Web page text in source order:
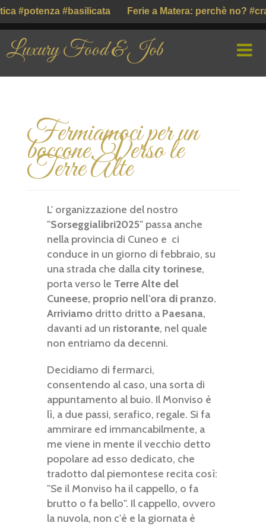
#basilicata Ferie a Matera: perchè no? #craco
Luxury Food & Job
PROFILE COMPANY
PARLIAMO DI
GUSTO ITALIANO ( ІТАЛІЙСЬКИЙ СМАК )
Fermiamoci per un
boccone. Verso le
Terre Alte
L' organizzazione del nostro
"Sorseggialibri2025" passa anche
nella provincia di Cuneo e ci
conduce in un giorno di febbraio, su
una strada che dalla city torinese,
porta verso le Terre Alte del
Cuneese, proprio nell'ora di pranzo.
Arriviamo dritto dritto a Paesana,
davanti ad un ristorante, nel quale
non entriamo da decenni.
Decidiamo di fermarci,
consentendo al caso, una sorta di
appuntamento al buio. Il Monviso è
lì, a due passi, serafico, regale. Si fa
ammirare ed immancabilmente, a
me viene in mente il vecchio detto
popolare ad esso dedicato, che
tradotto dal piemontese recita così:
"Se il Monviso ha il cappello, o fa
brutto o fa bello". Il cappello, ovvero
la nuvola, non c'è e la giornata è